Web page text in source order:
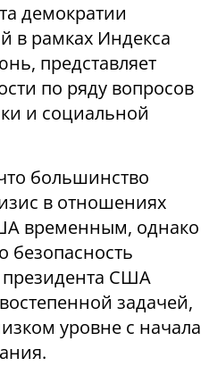
демократии
в рамках Индекса
представляет
по ряду вопросов
и социальной
большинство
в отношениях
временным, однако
безопасность
президента США
задачей,
уровне с начала